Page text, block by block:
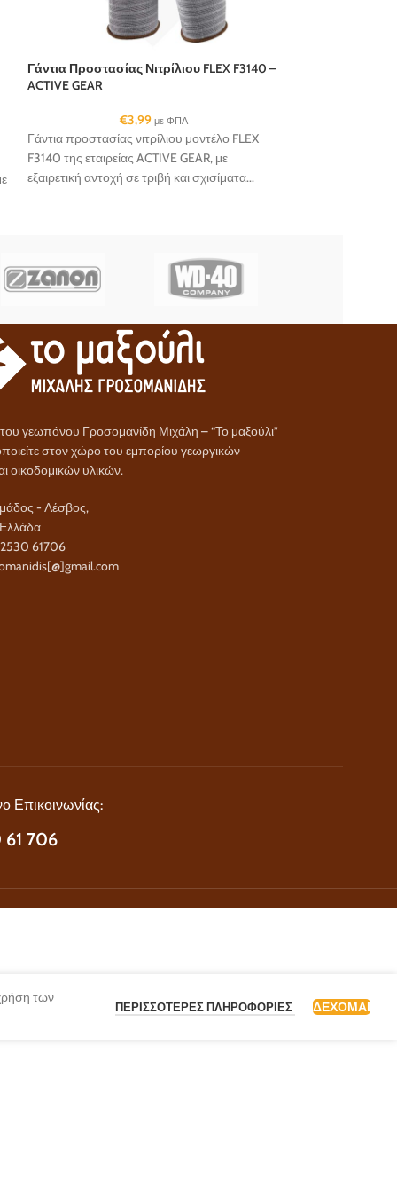
Γάντια Προστασίας Νιτρίλιου FLEX F3140 –
ACTIVE GEAR
€3,99 με ΦΠΑ
Γάντια προστασίας νιτρίλιου μοντέλο FLEX
F3140 της εταιρείας ACTIVE GEAR, με
εξαιρετική αντοχή σε τριβή και σχισίματα...
του γεωπόνου Γροσομανίδη Μιχάλη – “Το μαξούλι”
στον χώρο του εμπορίου γεωργικών
οικοδομικών υλικών.
- Λέσβος,
61706
Επικοινωνίας:
706
των
ΠΕΡΙΣΣΌΤΕΡΕΣ ΠΛΗΡΟΦΟΡΊΕΣ ΔΈΧΟΜΑΙ